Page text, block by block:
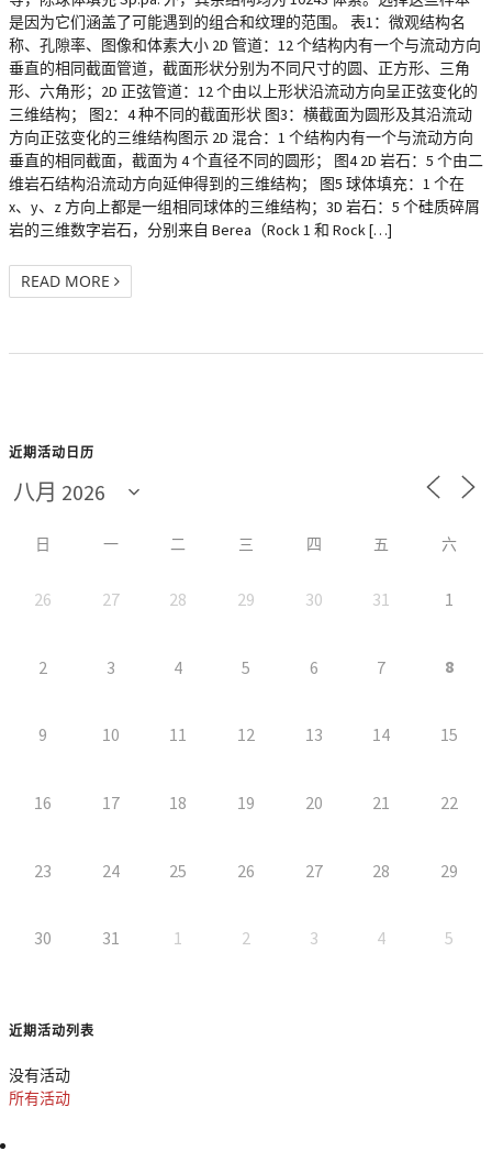
是因为它们涵盖了可能遇到的组合和纹理的范围。 表1：微观结构名
称、孔隙率、图像和体素大小 2D 管道：12 个结构内有一个与流动方向
垂直的相同截面管道，截面形状分别为不同尺寸的圆、正方形、三角
形、六角形；2D 正弦管道：12 个由以上形状沿流动方向呈正弦变化的
三维结构； 图2：4 种不同的截面形状 图3：横截面为圆形及其沿流动
方向正弦变化的三维结构图示 2D 混合：1 个结构内有一个与流动方向
垂直的相同截面，截面为 4 个直径不同的圆形； 图4 2D 岩石：5 个由二
维岩石结构沿流动方向延伸得到的三维结构； 图5 球体填充：1 个在
x、y、z 方向上都是一组相同球体的三维结构；3D 岩石：5 个硅质碎屑
岩的三维数字岩石，分别来自 Berea（Rock 1 和 Rock […]
READ MORE
近期活动日历
日 一 二 三 四 五 六
26 27 28 29 30 31 1
2 3 4 5 6 7 8
9 10 11 12 13 14 15
16 17 18 19 20 21 22
23 24 25 26 27 28 29
30 31 1 2 3 4 5
近期活动列表
没有活动
所有活动